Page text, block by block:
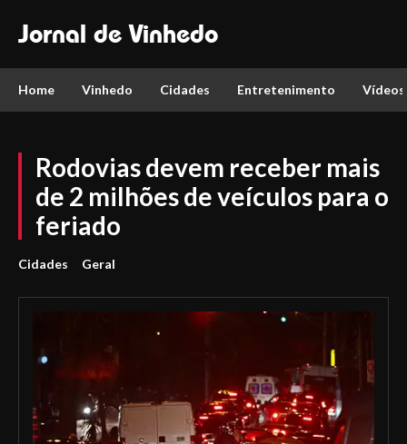
Jornal de Vinhedo
Home Vinhedo Cidades Entretenimento Vídeos
Rodovias devem receber mais
de 2 milhões de veículos para o
feriado
Cidades Geral